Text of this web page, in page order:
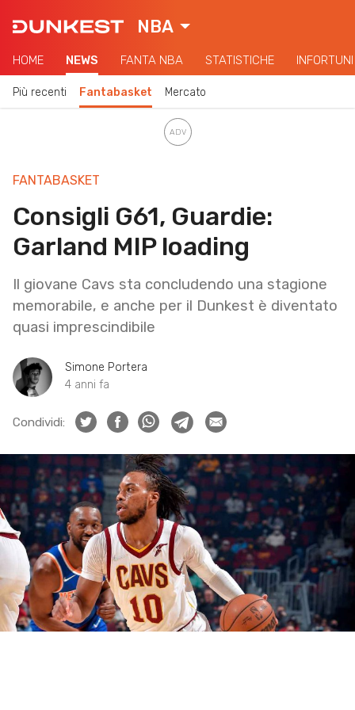
NBA
HOME NEWS FANTA NBA STATISTICHE INFORTUNI
Più recenti Fantabasket Mercato
FANTABASKET
Consigli G61, Guardie:
Garland MIP loading
Il giovane Cavs sta concludendo una stagione
memorabile, e anche per il Dunkest è diventato
quasi imprescindibile
Simone Portera
4 anni fa
Condividi: